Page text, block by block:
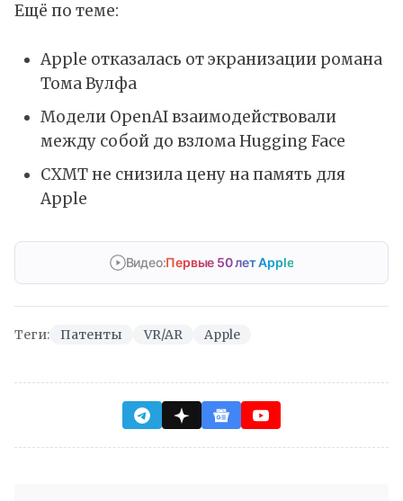
Ещё по теме:
Apple отказалась от экранизации романа
Тома Вулфа
Модели OpenAI взаимодействовали
между собой до взлома Hugging Face
CXMT не снизила цену на память для
Apple
Видео:Первые 50 лет Apple
Теги: Патенты VR/AR Apple